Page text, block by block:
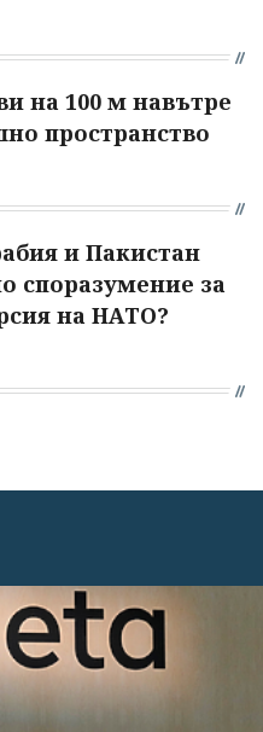
на 100 м навътре
пространство
и Пакистан
споразумение за
на НАТО?